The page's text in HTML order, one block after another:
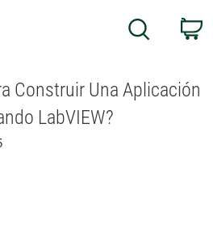
Search
Construir Una Aplicación
LabVIEW?